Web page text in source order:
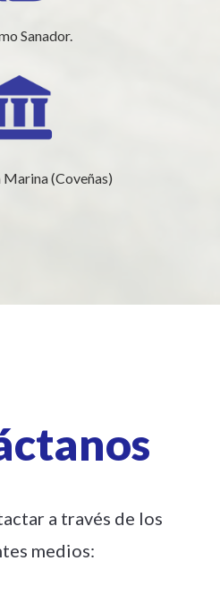
Sanador.
Marina (Coveñas)
a través de los
medios: